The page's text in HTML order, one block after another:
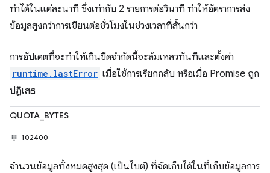
ทำได้ในแต่ละนาที ซึ่งเท่ากับ 2 รายการต่อวินาที ทำให้อัตราการส่ง
ข้อมูลสูงกว่าการเขียนต่อชั่วโมงในช่วงเวลาที่สั้นกว่า
การอัปเดตที่จะทำให้เกินขีดจำกัดนี้จะล้มเหลวทันทีและตั้งค่า
runtime.lastError เมื่อใช้การเรียกกลับ หรือเมื่อ Promise ถูก
ปฏิเสธ
QUOTA_BYTES
102400
จำนวนข้อมูลทั้งหมดสูงสุด (เป็นไบต์) ที่จัดเก็บได้ในที่เก็บข้อมูลการ